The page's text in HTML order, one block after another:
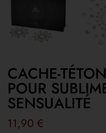
CACHE-
POUR
SENSUALITÉ
11,90 €